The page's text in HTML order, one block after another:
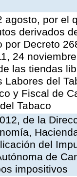
agosto, por el
derivados
por Decreto
24
las tiendas
Labores del
y Fiscal de
Tabaco
de la
del
de
impositivos